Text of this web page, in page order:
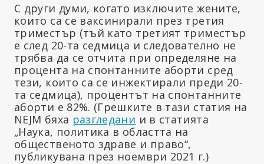
С други думи, когато изключите жените,
които са се ваксинирали през третия
триместър (тъй като третият триместър
е след 20-та седмица и следователно не
трябва да се отчита при определяне на
процента на спонтанните аборти сред
тези, които са се инжектирали преди 20-
та седмица), процентът на спонтанните
аборти е 82%. (Грешките в тази статия на
NEJM бяха разгледани и в статията
„Наука, политика в областта на
общественото здраве и право“,
публикувана през ноември 2021 г.)